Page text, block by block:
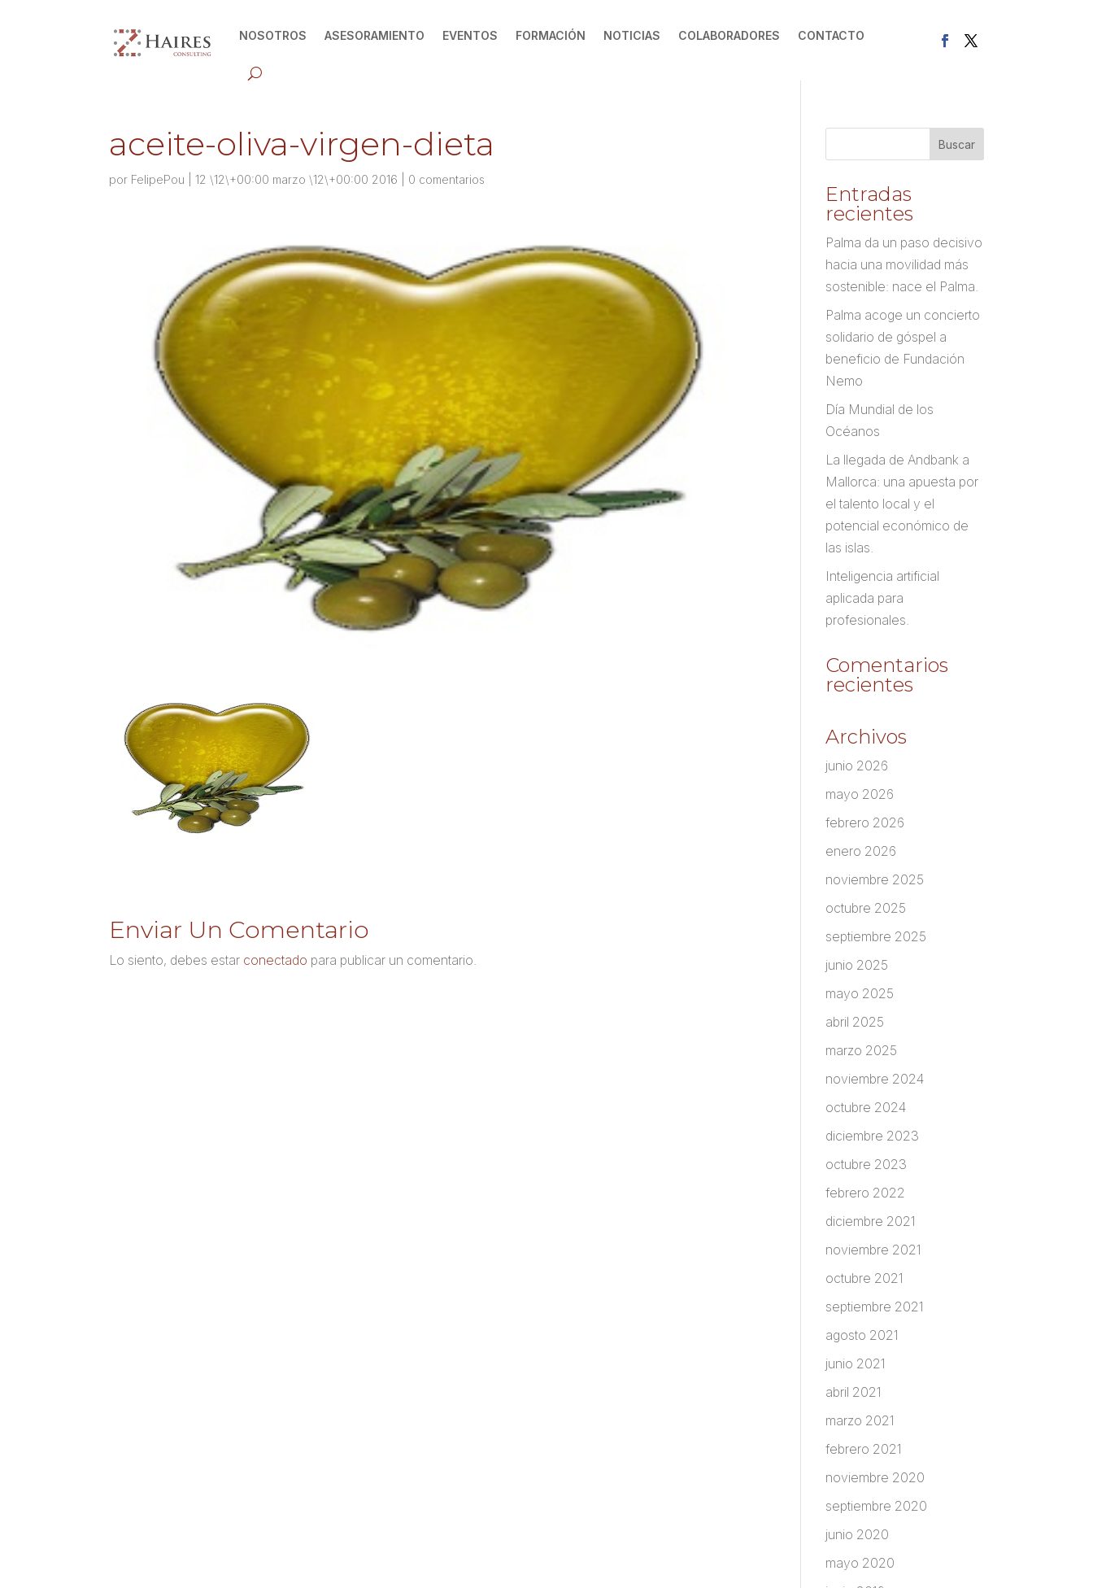
NOSOTROS ASESORAMIENTO EVENTOS FORMACIÓN NOTICIAS COLABORADORES CONTACTO
aceite-oliva-virgen-dieta
por FelipePou |12 \12\+00:00 marzo \12\+00:00 2016 0 comentarios
Enviar Un Comentario
Lo siento, debes estar conectado para publicar un comentario.
Entradas
recientes
Palma da un paso decisivo
hacia una movilidad más
sostenible: nace el Palma.
Palma acoge un concierto
solidario de góspel a
beneficio de Fundación
Nemo
Día Mundial de los
Océanos
La llegada de Andbank a
Mallorca: una apuesta por
el talento local y el
potencial económico de
las islas.
Inteligencia artificial
aplicada para
profesionales.
Comentarios
recientes
Archivos
junio 2026
mayo 2026
febrero 2026
enero 2026
noviembre 2025
octubre 2025
septiembre 2025
junio 2025
mayo 2025
abril 2025
marzo 2025
noviembre 2024
octubre 2024
diciembre 2023
octubre 2023
febrero 2022
diciembre 2021
noviembre 2021
octubre 2021
septiembre 2021
agosto 2021
junio 2021
abril 2021
marzo 2021
febrero 2021
noviembre 2020
septiembre 2020
junio 2020
mayo 2020